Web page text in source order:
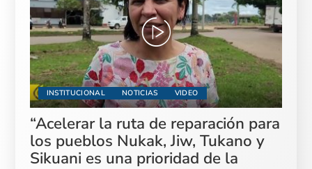
INSTITUCIONAL NOTICIAS VIDEO
“Acelerar la ruta de reparación para
los pueblos Nukak, Jiw, Tukano y
Sikuani es una prioridad de la